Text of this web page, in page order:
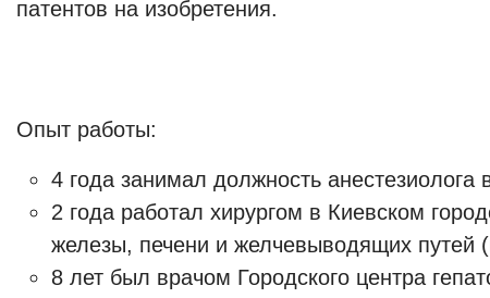
патентов на изобретения.
Опыт работы:
4 года занимал должность
2 года работал хирургом в Киевском
железы, печени и желчевыводящих путей
8 лет был врачом Городского центра